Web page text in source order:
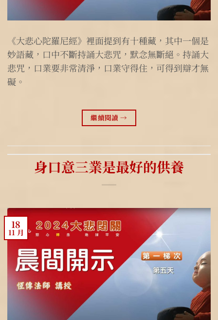
《大悲心陀羅尼經》裡面提到有十種藏，其中一個是
妙語藏，口中不斷持誦大悲咒，默念無斷絕。持誦大
悲咒，口業要非常清淨，口業守得住，可得到辯才無
礙。
繼續閱讀→
身口意三業是最好的供養
18
11 月